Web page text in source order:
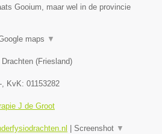
Gooium, maar wel in de provincie
maps ▼
Drachten (Friesland)
-, KvK: 01153282
J de Groot
Screenshot ▼